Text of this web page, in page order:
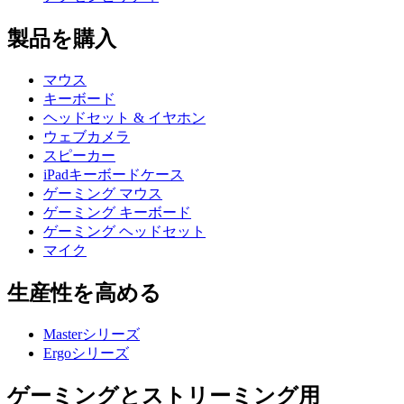
製品を購入
マウス
キーボード
ヘッドセット & イヤホン
ウェブカメラ
スピーカー
iPadキーボードケース
ゲーミング マウス
ゲーミング キーボード
ゲーミング ヘッドセット
マイク
生産性を高める
Masterシリーズ
Ergoシリーズ
ゲーミングとストリーミング用